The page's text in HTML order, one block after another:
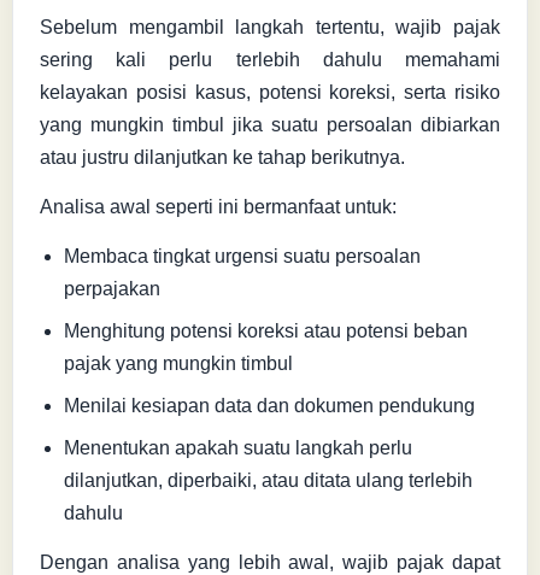
Sebelum mengambil langkah tertentu, wajib pajak
sering kali perlu terlebih dahulu memahami
kelayakan posisi kasus, potensi koreksi, serta risiko
yang mungkin timbul jika suatu persoalan dibiarkan
atau justru dilanjutkan ke tahap berikutnya.
Analisa awal seperti ini bermanfaat untuk:
Membaca tingkat urgensi suatu persoalan
perpajakan
Menghitung potensi koreksi atau potensi beban
pajak yang mungkin timbul
Menilai kesiapan data dan dokumen pendukung
Menentukan apakah suatu langkah perlu
dilanjutkan, diperbaiki, atau ditata ulang terlebih
dahulu
Dengan analisa yang lebih awal, wajib pajak dapat